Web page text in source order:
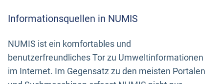
Informationsquellen in NUMIS
NUMIS ist ein komfortables und
benutzerfreundliches Tor zu Umweltinformationen
im Internet. Im Gegensatz zu den meisten Portalen